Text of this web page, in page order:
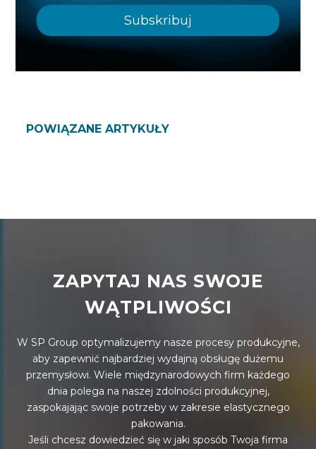
POWIĄZANE ARTYKUŁY
ZAPYTAJ NAS SWOJE
WĄTPLIWOŚCI
W SP Group optymalizujemy nasze procesy produkcyjne,
aby zapewnić najbardziej wydajną obsługę dużemu
przemysłowi. Wiele międzynarodowych firm każdego
dnia polega na naszej zdolności produkcyjnej,
zaspokajając swoje potrzeby w zakresie elastycznego
pakowania.
Jeśli chcesz dowiedzieć się w jaki sposób Twoja firma